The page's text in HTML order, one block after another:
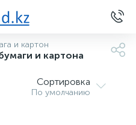
и картон
и картона
Сортировка
По умолчанию